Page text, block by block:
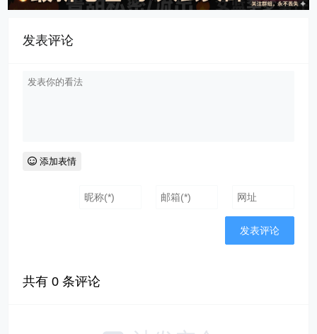
发表评论
添加表情
共有0 条评论